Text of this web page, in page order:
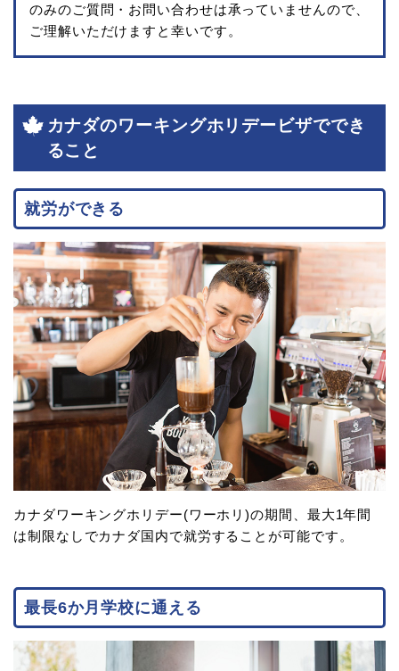
のみのご質問・お問い合わせは承っていませんので、
ご理解いただけますと幸いです。
カナダのワーキングホリデービザででき
ること
就労ができる
カナダワーキングホリデー(ワーホリ)の期間、最大1年間
は制限なしでカナダ国内で就労することが可能です。
最長6か月学校に通える